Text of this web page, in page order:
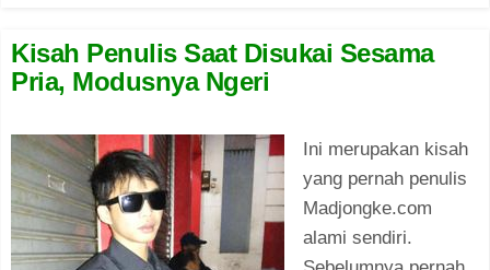
Kisah Penulis Saat Disukai Sesama
Pria, Modusnya Ngeri
Ini merupakan kisah
yang pernah penulis
Madjongke.com
alami sendiri.